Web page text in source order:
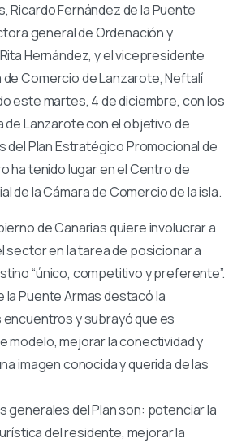
Ricardo Fernández de la Puente
general de Ordenación y
Hernández, y el vicepresidente
de Comercio de Lanzarote, Neftalí
este martes, 4 de diciembre, con los
de Lanzarote con el objetivo de
del Plan Estratégico Promocional de
ha tenido lugar en el Centro de
de la Cámara de Comercio de la isla.
de Canarias quiere involucrar a
en la tarea de posicionar a
“único, competitivo y preferente”.
la Puente Armas destacó la
y subrayó que es
modelo, mejorar la conectividad y
imagen conocida y querida de las
del Plan son: potenciar la
del residente, mejorar la